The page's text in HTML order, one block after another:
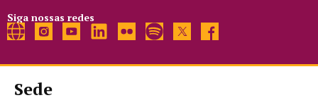
Siga nossas redes
Sede